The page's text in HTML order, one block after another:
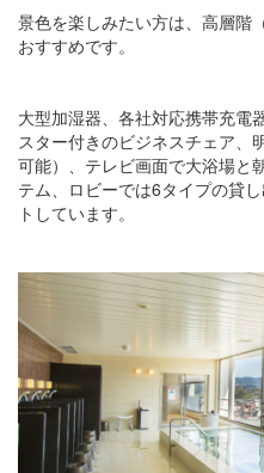
景色を楽しみたい方は、高層階
おすすめです。
大型加湿器、各社対応携帯充電
スター付きのビジネスチェア、
可能）、テレビ画面で大浴場と
テム、ロビーでは6タイプの貸
トしています。